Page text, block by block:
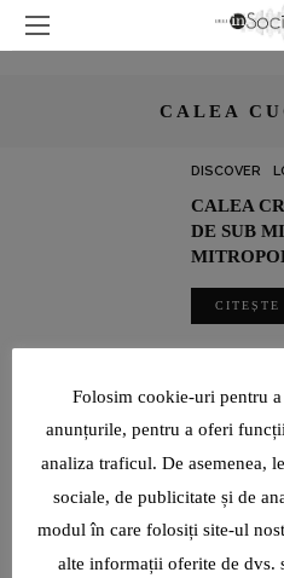
CALEA
DISCOVER
CALEA
DE SUB
CITEȘTE
ADRIAN ȘOVEA FACE BINE PRIN
CAUZE SOCIALE ȘI PENTRU A
Folosim cookie-uri pentru
anunțurile, pentru a oferi
analiza traficul. De asemenea,
sociale, de publicitate și de
modul în care folosiți site-ul
alte informații oferite de dvs.